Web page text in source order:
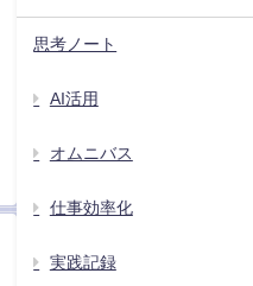
思考ノート
AI活用
オムニバス
仕事効率化
実践記録